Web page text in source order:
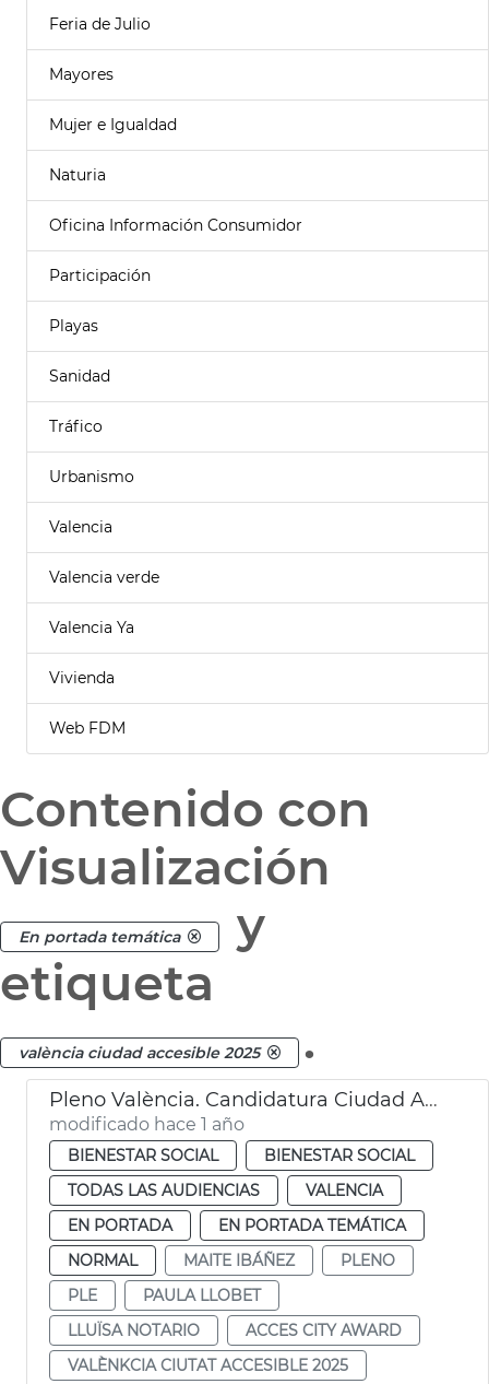
Feria de Julio
Mayores
Mujer e Igualdad
Naturia
Oficina Información Consumidor
Participación
Playas
Sanidad
Tráfico
Urbanismo
Valencia
Valencia verde
Valencia Ya
Vivienda
Web FDM
Contenido con
Visualización
En portada temática
y
etiqueta
valència ciudad accesible 2025 .
Pleno València. Candidatura Ciudad Accesible 2025
modificado hace 1 año
BIENESTAR SOCIAL
BIENESTAR SOCIAL
TODAS LAS AUDIENCIAS
VALENCIA
EN PORTADA
EN PORTADA TEMÁTICA
NORMAL
MAITE IBÁÑEZ
PLENO
PLE
PAULA LLOBET
LLUÏSA NOTARIO
ACCES CITY AWARD
VALÈNKCIA CIUTAT ACCESIBLE 2025